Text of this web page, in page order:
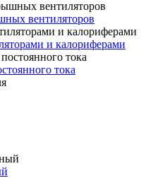
вентиляторов
и калориферами
тока